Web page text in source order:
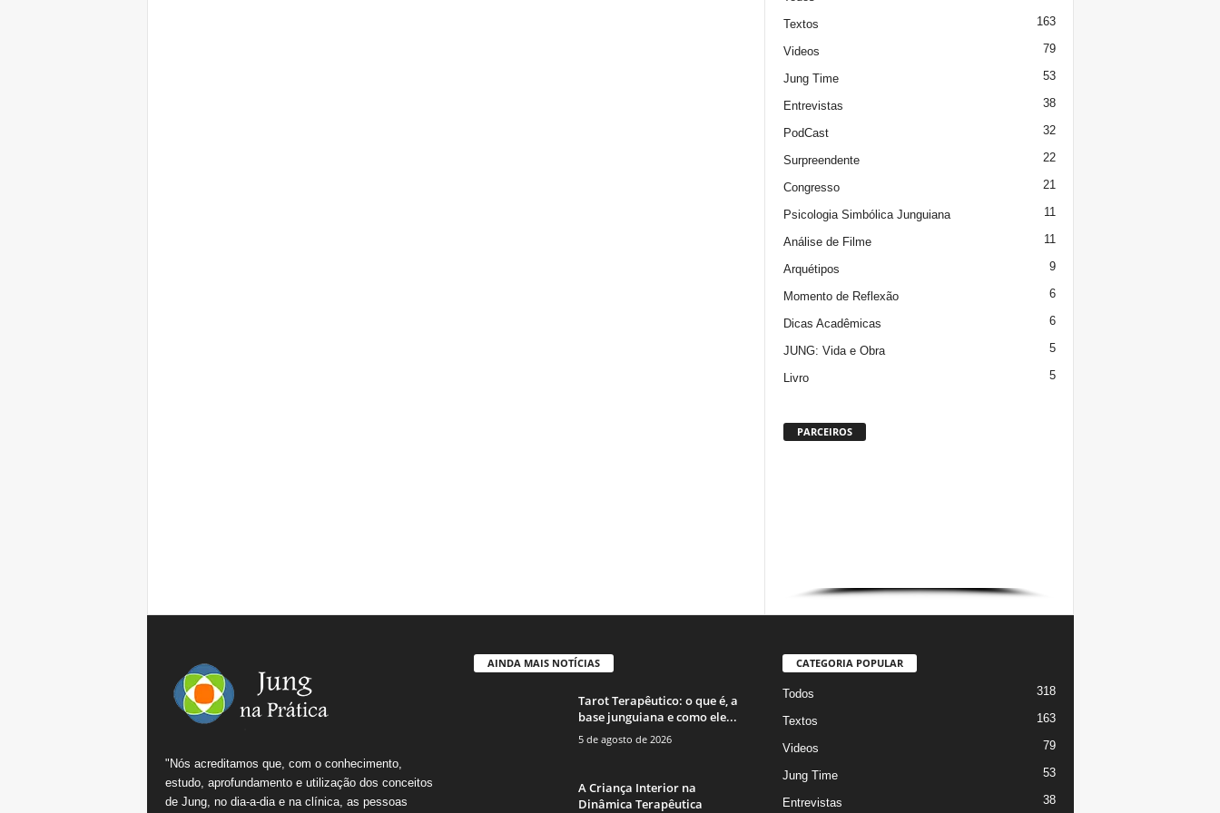
Textos 163
Videos 79
Jung Time 53
Entrevistas 38
PodCast 32
Surpreendente 22
Congresso 21
Psicologia Simbólica Junguiana 11
Análise de Filme 11
Arquétipos 9
Momento de Reflexão 6
Dicas Acadêmicas 6
JUNG: Vida e Obra 5
Livro 5
PARCEIROS
"Nós acreditamos que, com o conhecimento,
estudo, aprofundamento e utilização dos conceitos
de Jung, no dia-a-dia e na clínica, as pessoas
AINDA MAIS NOTÍCIAS
Tarot Terapêutico: o que é, a
base junguiana e como ele...
5 de agosto de 2026
A Criança Interior na
Dinâmica Terapêutica
CATEGORIA POPULAR
Todos 318
Textos 163
Videos 79
Jung Time 53
Entrevistas 38